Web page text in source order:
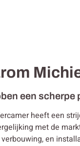
een scherpe
heeft een
met de
verbouwing, en